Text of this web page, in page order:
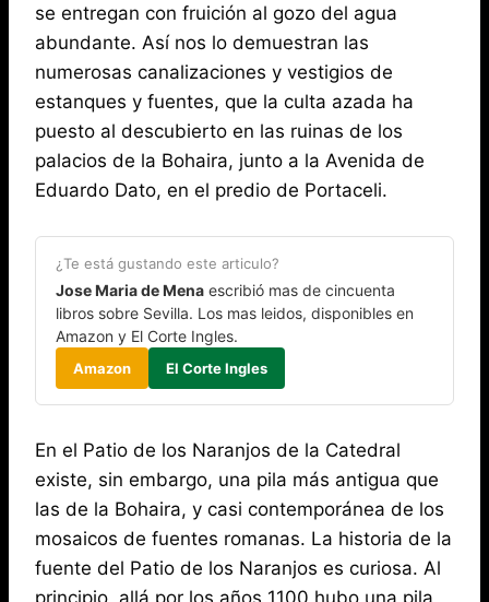
se entregan con fruición al gozo del agua
abundante. Así nos lo demuestran las
numerosas canalizaciones y vestigios de
estanques y fuentes, que la culta azada ha
puesto al descubierto en las ruinas de los
palacios de la Bohaira, junto a la Avenida de
Eduardo Dato, en el predio de Portaceli.
¿Te está gustando este articulo?
Jose Maria de Mena escribió mas de cincuenta
libros sobre Sevilla. Los mas leidos, disponibles en
Amazon y El Corte Ingles.
Amazon El Corte Ingles
En el Patio de los Naranjos de la Catedral
existe, sin embargo, una pila más antigua que
las de la Bohaira, y casi contemporánea de los
mosaicos de fuentes romanas. La historia de la
fuente del Patio de los Naranjos es curiosa. Al
principio, allá por los años 1100 hubo una pila